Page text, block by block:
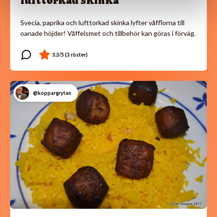
Svecia, paprika och lufttorkad skinka lyfter våfflorna till
oanade höjder! Våffelsmet och tillbehör kan göras i förväg.
@koppargrytan